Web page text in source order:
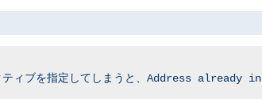
ィブを指定してしまうと、 Address already